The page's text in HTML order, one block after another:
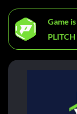
Game
PLITCH